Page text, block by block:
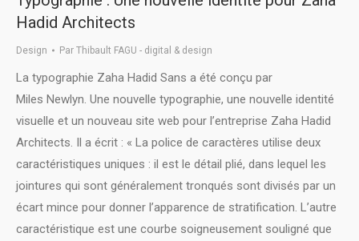
Hadid Architects
Design Par Thibault FAGU - digital & design
La typographie Zaha Hadid Sans a été conçu par
Miles Newlyn. Une nouvelle typographie, une nouvelle identité
visuelle et un nouveau site web pour l’entreprise Zaha Hadid
Architects. Il a écrit : « La police de caractères utilise deux
caractéristiques uniques : il est le détail plié, dans lequel les
jointures qui sont généralement tronqués sont divisés par un
écart mince pour donner l’apparence de stratification. L’autre
caractéristique est une courbe soigneusement souligné que